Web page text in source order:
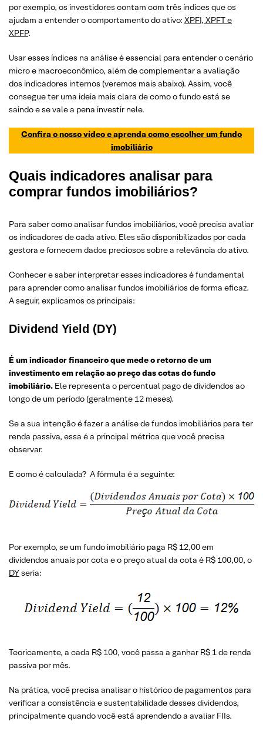
por exemplo, os investidores contam com três índices que os
ajudam a entender o comportamento do ativo: XPFI, XPFT e
XPFP.
Usar esses índices na análise é essencial para entender o cenário
micro e macroeconômico, além de complementar a avaliação
dos indicadores internos (veremos mais abaixo). Assim, você
consegue ter uma ideia mais clara de como o fundo está se
saindo e se vale a pena investir nele.
Confira o nosso vídeo e aprenda como escolher um fundo
imobiliário
Quais indicadores analisar para
comprar fundos imobiliários?
Para saber como analisar fundos imobiliários, você precisa avaliar
os indicadores de cada ativo. Eles são disponibilizados por cada
gestora e fornecem dados preciosos sobre a relevância do ativo.
Conhecer e saber interpretar esses indicadores é fundamental
para aprender como analisar fundos imobiliários de forma eficaz.
A seguir, explicamos os principais:
Dividend Yield (DY)
É um indicador financeiro que mede o retorno de um
investimento em relação ao preço das cotas do fundo
imobiliário. Ele representa o percentual pago de dividendos ao
longo de um período (geralmente 12 meses).
Se a sua intenção é fazer a análise de fundos imobiliários para ter
renda passiva, essa é a principal métrica que você precisa
observar.
E como é calculada? A fórmula é a seguinte:
Por exemplo, se um fundo imobiliário paga R$ 12,00 em
dividendos anuais por cota e o preço atual da cota é R$ 100,00, o
DYseria:
Teoricamente, a cada R$ 100, você passa a ganhar R$ 1 de renda
passiva por mês.
Na prática, você precisa analisar o histórico de pagamentos para
verificar a consistência e sustentabilidade desses dividendos,
principalmente quando você está aprendendo a avaliar FIIs.